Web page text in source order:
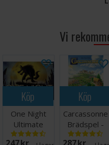
instruktionsblad och 1
Antal spelare: 2-6
Ålder: 8+
Speltid: 15-30 minuter
Språk: Engelska
Vi
Köp
One Night
Ultimate
Werewolf
Köp
Carcassonne
Brädspel -
Svensk